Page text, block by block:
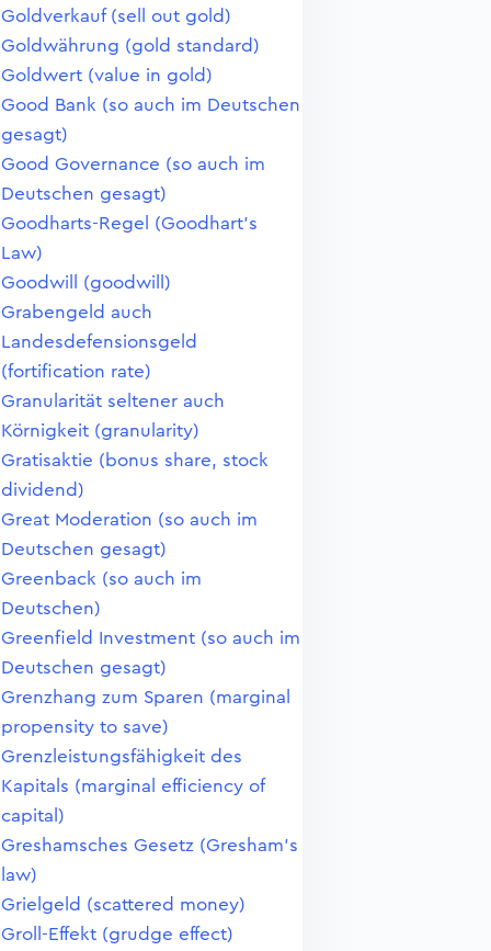
Goldverkauf (sell out gold)
Goldwährung (gold standard)
Goldwert (value in gold)
Good Bank (so auch im Deutschen
gesagt)
Good Governance (so auch im
Deutschen gesagt)
Goodharts-Regel (Goodhart's
Law)
Goodwill (goodwill)
Grabengeld auch
Landesdefensionsgeld
(fortification rate)
Granularität seltener auch
Körnigkeit (granularity)
Gratisaktie (bonus share, stock
dividend)
Great Moderation (so auch im
Deutschen gesagt)
Greenback (so auch im
Deutschen)
Greenfield Investment (so auch im
Deutschen gesagt)
Grenzhang zum Sparen (marginal
propensity to save)
Grenzleistungsfähigkeit des
Kapitals (marginal efficiency of
capital)
Greshamsches Gesetz (Gresham's
law)
Grielgeld (scattered money)
Groll-Effekt (grudge effect)